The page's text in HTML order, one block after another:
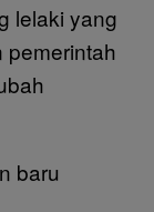
lelaki yang
pemerintah
baru